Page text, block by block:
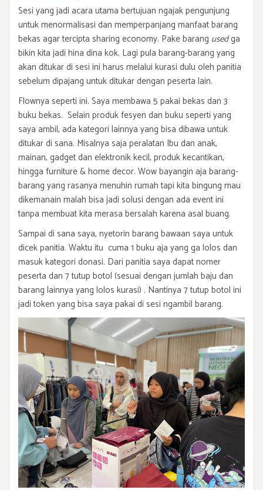
Sesi yang jadi acara utama bertujuan ngajak pengunjung
untuk menormalisasi dan memperpanjang manfaat barang
bekas agar tercipta sharing economy. Pake barang usedga
bikin kita jadi hina dina kok. Lagi pula barang-barang yang
akan ditukar di sesi ini harus melalui kurasi dulu oleh panitia
sebelum dipajang untuk ditukar dengan peserta lain.
Flownya seperti ini. Saya membawa 5 pakai bekas dan 3
buku bekas. Selain produk fesyen dan buku seperti yang
saya ambil, ada kategori lainnya yang bisa dibawa untuk
ditukar di sana. Misalnya saja peralatan Ibu dan anak,
mainan, gadget dan elektronik kecil, produk kecantikan,
hingga furniture & home decor. Wow bayangin aja barang-
barang yang rasanya menuhin rumah tapi kita bingung mau
dikemanain malah bisa jadi solusi dengan ada event ini
tanpa membuat kita merasa bersalah karena asal buang.
Sampai di sana saya, nyetorin barang bawaan saya untuk
dicek panitia. Waktu itu cuma 1 buku aja yang ga lolos dan
masuk kategori donasi. Dari panitia saya dapat nomer
peserta dan 7 tutup botol (sesuai dengan jumlah baju dan
barang lainnya yang lolos kurasi) . Nantinya 7 tutup botol ini
jadi token yang bisa saya pakai di sesi ngambil barang.